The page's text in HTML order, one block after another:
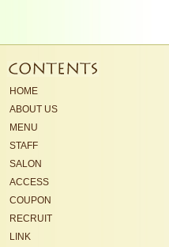
HOME
ABOUT US
MENU
STAFF
SALON
ACCESS
COUPON
RECRUIT
LINK